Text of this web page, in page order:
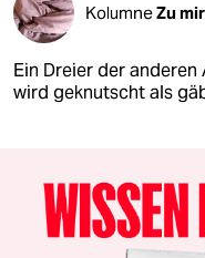
KolumneZu
Ein Dreier der
wird geknutscht als